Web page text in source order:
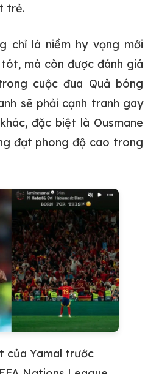
trẻ.
chỉ là niềm hy vọng mới
mà còn được đánh giá
cuộc đua Quả bóng
sẽ phải cạnh tranh gay
đặc biệt là Ousmane
đạt phong độ cao trong
của Yamal trước